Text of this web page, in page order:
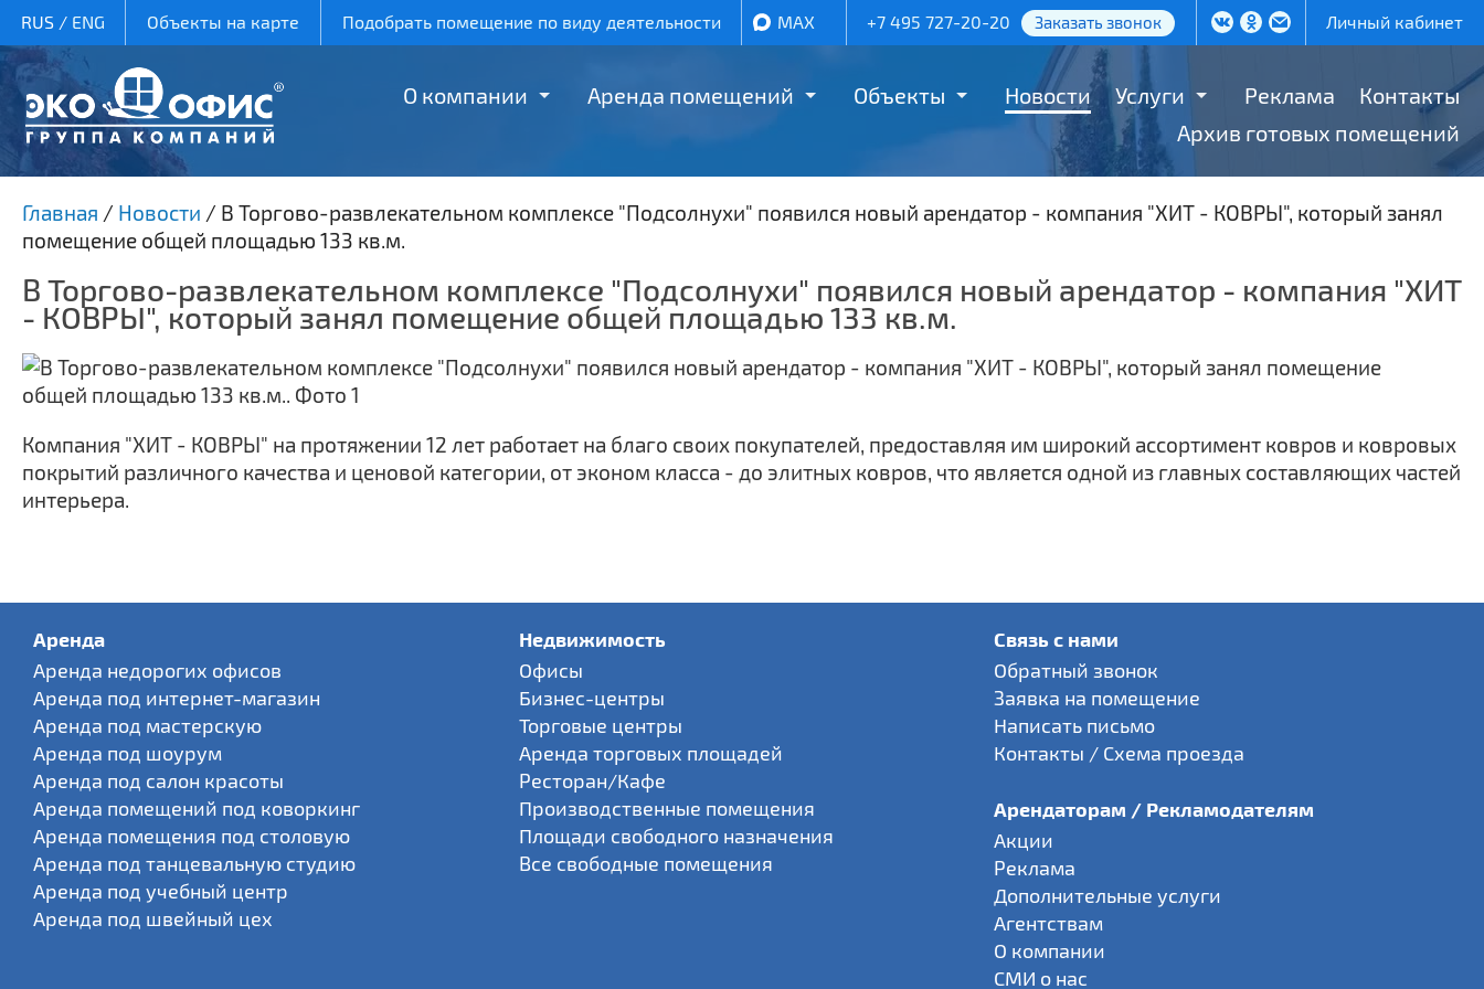
RUS/ ENG Объекты на карте Подобрать помещение по виду деятельности MAX +7 495 727-20-20 Заказать звонок Личный кабинет
О компании Аренда помещений Объекты Новости Услуги Реклама
Контакты
Архив готовых помещений
Главная / Новости / В Торгово-развлекательном комплексе "Подсолнухи" появился новый арендатор - компания "ХИТ - КОВРЫ", который занял
помещение общей площадью 133 кв.м.
В Торгово-развлекательном комплексе "Подсолнухи" появился новый арендатор - компания "ХИТ
- КОВРЫ", который занял помещение общей площадью 133 кв.м.
Компания "ХИТ - КОВРЫ" на протяжении 12 лет работает на благо своих покупателей, предоставляя им широкий ассортимент ковров и ковровых
покрытий различного качества и ценовой категории, от эконом класса - до элитных ковров, что является одной из главных составляющих частей
интерьера.
Аренда
Аренда недорогих офисов
Аренда под интернет-магазин
Аренда под мастерскую
Аренда под шоурум
Аренда под салон красоты
Аренда помещений под коворкинг
Аренда помещения под столовую
Аренда под танцевальную студию
Аренда под учебный центр
Аренда под швейный цех
Недвижимость
Офисы
Бизнес-центры
Торговые центры
Аренда торговых площадей
Ресторан/Кафе
Производственные помещения
Площади свободного назначения
Все свободные помещения
Связь с нами
Обратный звонок
Заявка на помещение
Написать письмо
Контакты / Схема проезда
Арендаторам / Рекламодателям
Акции
Реклама
Дополнительные услуги
Агентствам
О компании
СМИ о нас